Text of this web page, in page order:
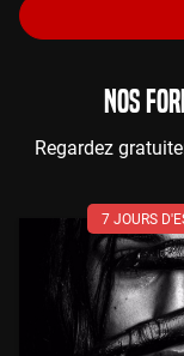
NOS
Regardez
7 JOURS